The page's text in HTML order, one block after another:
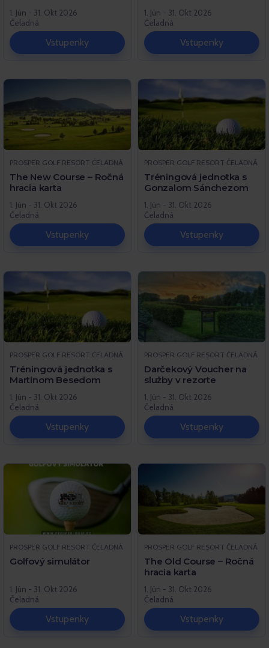
1. Jún - 31. Okt 2026
Čeladná
Vstupenky
1. Jún - 31. Okt 2026
Čeladná
Vstupenky
PROSPER GOLF RESORT ČELADNÁ
The New Course – Ročná
hracia karta
1. Jún - 31. Okt 2026
Čeladná
Vstupenky
PROSPER GOLF RESORT ČELADNÁ
Tréningová jednotka s
Gonzalom Sánchezom
1. Jún - 31. Okt 2026
Čeladná
Vstupenky
PROSPER GOLF RESORT ČELADNÁ
Tréningová jednotka s
Martinom Besedom
1. Jún - 31. Okt 2026
Čeladná
Vstupenky
PROSPER GOLF RESORT ČELADNÁ
Darčekový Voucher na
služby v rezorte
1. Jún - 31. Okt 2026
Čeladná
Vstupenky
PROSPER GOLF RESORT ČELADNÁ
Golfový simulátor
1. Jún - 31. Okt 2026
Čeladná
Vstupenky
PROSPER GOLF RESORT ČELADNÁ
The Old Course – Ročná
hracia karta
1. Jún - 31. Okt 2026
Čeladná
Vstupenky